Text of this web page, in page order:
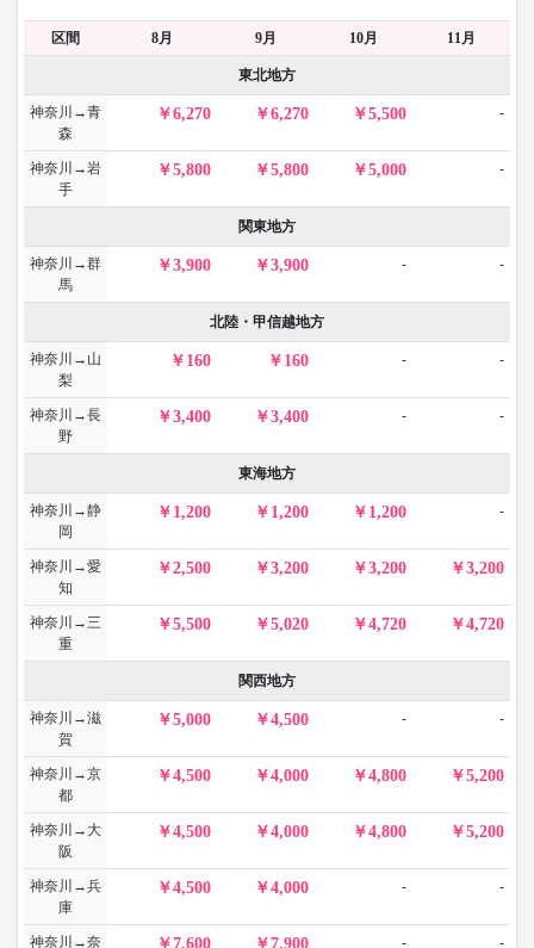
区間 8月 9月 10月 11月
東北地方
神奈川→青
森
6,270 6,270 5,500 -
神奈川→岩
手
5,800 5,800 5,000 -
関東地方
神奈川→群
馬
3,900 3,900 - -
北陸・甲信越地方
神奈川→山
梨
160 160 - -
神奈川→長
野
3,400 3,400 - -
東海地方
神奈川→静
岡
1,200 1,200 1,200 -
神奈川→愛
知
2,500 3,200 3,200 3,200
神奈川→三
重
5,500 5,020 4,720 4,720
関西地方
神奈川→滋
賀
5,000 4,500 - -
神奈川→京
都
4,500 4,000 4,800 5,200
神奈川→大
阪
4,500 4,000 4,800 5,200
神奈川→兵
庫
4,500 4,000 - -
神奈川→奈
7,600 7,900 - -